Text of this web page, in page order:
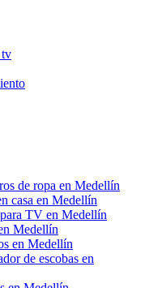
tv
de ropa en Medellín
casa en Medellín
TV en Medellín
Medellín
en Medellín
de escobas en